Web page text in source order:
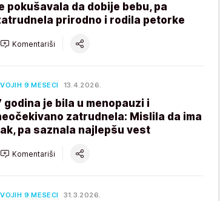
pokušavala da dobije bebu, pa
prirodno i rodila petorke
Komentariši
9 MESECI 13.4.2026.
godina je bila u menopauzi i
zatrudnela: Mislila da ima
pa saznala najlepšu vest
Komentariši
9 MESECI 31.3.2026.